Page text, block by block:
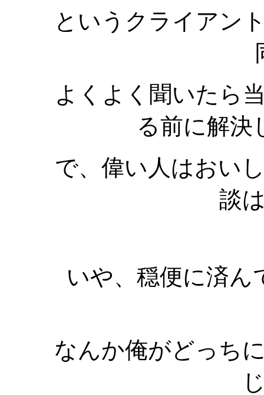
というクライアン
よくよく聞いたら
る前に解決
で、偉い人はおい
談
いや、穏便に済ん
なんか俺がどっち